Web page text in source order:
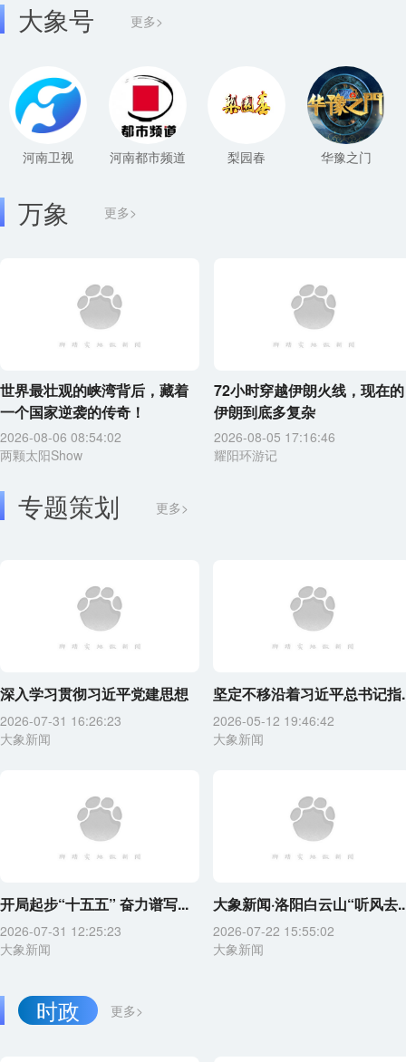
大象号 更多>
河南卫视 河南都市频道 梨园春 华豫之门
更多>
万象
世界最壮观的峡湾背后，藏着
一个国家逆袭的传奇！
2026-08-06 08:54:02
两颗太阳Show
72小时穿越伊朗火线，现在的
伊朗到底多复杂
2026-08-05 17:16:46
耀阳环游记
专题策划 更多>
深入学习贯彻习近平党建思想
2026-07-31 16:26:23
大象新闻
坚定不移沿着习近平总书记指
2026-05-12 19:46:42
大象新闻
开局起步“十五五” 奋力谱写...
2026-07-31 12:25:23
大象新闻
大象新闻·洛阳白云山“听风去
2026-07-22 15:55:02
大象新闻
更多>
时政